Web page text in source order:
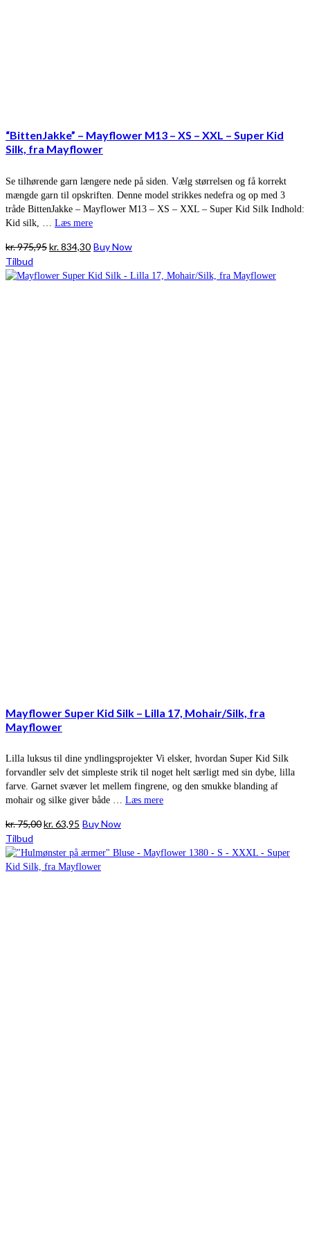
“BittenJakke” – Mayflower M13 – XS – XXL – Super Kid
Silk, fra Mayflower
Se tilhørende garn længere nede på siden. Vælg størrelsen og få korrekt
mængde garn til opskriften. Denne model strikkes nedefra og op med 3
tråde BittenJakke – Mayflower M13 – XS – XXL – Super Kid Silk Indhold:
Kid silk, … Læs mere
kr.975,95Den
pris
kr.834,30Den
pris
Buy Now
Tilbud
Mayflower Super Kid Silk – Lilla 17, Mohair/Silk, fra
Mayflower
Lilla luksus til dine yndlingsprojekter Vi elsker, hvordan Super Kid Silk
forvandler selv det simpleste strik til noget helt særligt med sin dybe, lilla
farve. Garnet svæver let mellem fingrene, og den smukke blanding af
mohair og silke giver både … Læs mere
kr.75,00Den
pris
var:
kr.63,95 Den
pris
er:
Buy Now
Tilbud